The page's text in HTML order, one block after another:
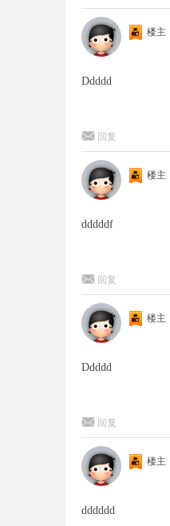
楼主
Ddddd
回复
楼主
dddddf
回复
楼主
Ddddd
回复
楼主
dddddd